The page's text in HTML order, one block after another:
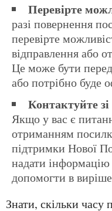
Перевірте
разі повернення
перевірте
відправлення або
Це може бути
або потрібно буде
Контактуйте
Якщо у вас є
отриманням
підтримки Нової
надати інформацію
допомогти в
Знати, скільки часу посилка чекає на вас на